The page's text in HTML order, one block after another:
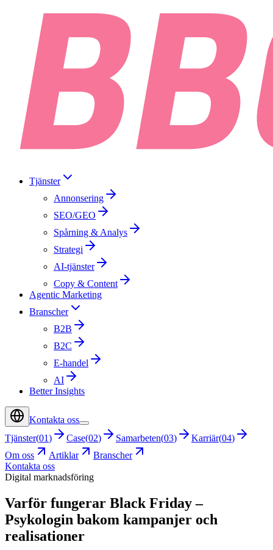
Tjänster
Annonsering
SEO/GEO
Spårning & Analys
Strategi
AI-tjänster
Copy & Content
Agentic Marketing
Branscher
B2B
B2C
E-handel
AI
Better Insights
Kontakta oss
Tjänster(01) Case(02) Samarbeten(03) Karriär(04)
Om oss
Artiklar
Branscher
Kontakta oss
Digital marknadsföring
Varför fungerar Black Friday –
Psykologin bakom kampanjer och
realisationer